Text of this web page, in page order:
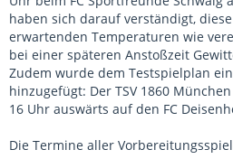
haben sich darauf verständigt,
erwartenden Temperaturen wie
bei einer späteren Anstoßzeit
Zudem wurde dem Testspielplan
hinzugefügt: Der TSV 1860
16 Uhr auswärts auf den FC
Die Termine aller